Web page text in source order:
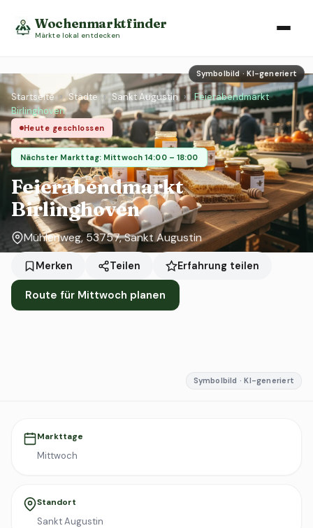
Wochenmarktfinder
Märkte lokal entdecken
Symbolbild · KI-generiert
Startseite › Städte › Sankt Augustin ›
Feierabendmarkt
Birlinghoven
Heute geschlossen
Nächster Markttag: Mittwoch 14:00 – 18:00
Feierabendmarkt
Birlinghoven
Mühlenweg, 53757, Sankt Augustin
Merken Teilen Erfahrung teilen
Route für Mittwoch planen
Symbolbild · KI-generiert
Markttage
Mittwoch
Standort
Sankt Augustin